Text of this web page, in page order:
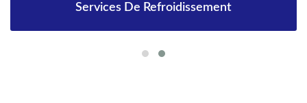
Services De Refroidissement